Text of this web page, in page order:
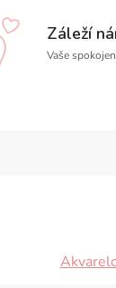
Záleží
Vaše